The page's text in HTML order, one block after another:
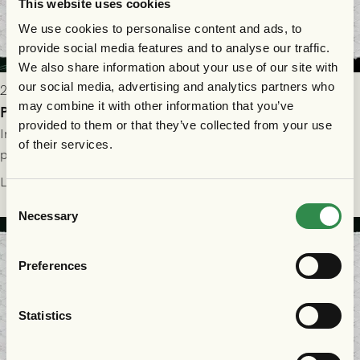
This website uses cookies
We use cookies to personalise content and ads, to
provide social media features and to analyse our traffic.
We also share information about your use of our site with
our social media, advertising and analytics partners who
may combine it with other information that you’ve
provided to them or that they’ve collected from your use
of their services.
Selection
Necessary
Preferences
Statistics
2026-07-29 9:15
Publikinformation: FC Nordsjælland - GAIS 30/7
Information för dig som ska se FC Nordsjælland - GAIS på
plats på Right to Dream Park torsdagen den 30/7 kl. 19.00.
Läs mer